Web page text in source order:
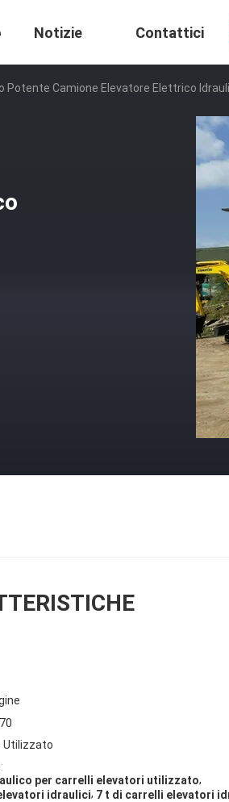
Notizie Contattici
Potente Camione Elevatore Elettrico
Utilizzato
per carrelli elevatori utilizzato,
idraulici, 7 t di carrelli elevatori